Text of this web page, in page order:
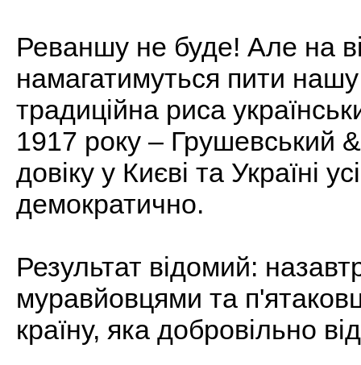
Реваншу не буде! Але на
намагатимуться пити
традиційна риса
1917 року – Грушевський
довіку у Києві та Україні
демократично.
Результат відомий:
муравйовцями та
країну, яка добровільно